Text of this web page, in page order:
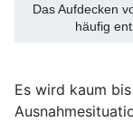
Das Aufdecken
häufig
Es wird kaum